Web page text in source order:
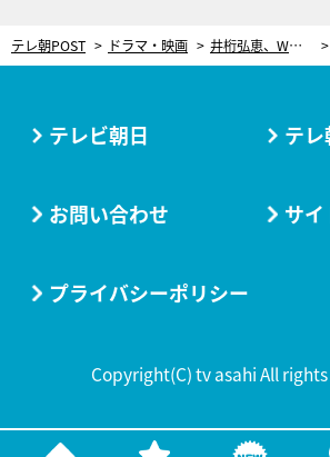
テレ朝POST ドラマ・映画 井桁弘恵、W主演2人とのキスシーンに挑戦！「熱を感じながらやり終えた」＜『僕らが殺した、最愛のキミ』リレーインタビュー＞
テレビ朝日 テ
お問い合わせ サ
プライバシーポリシー
Copyright(C) tv asahi All